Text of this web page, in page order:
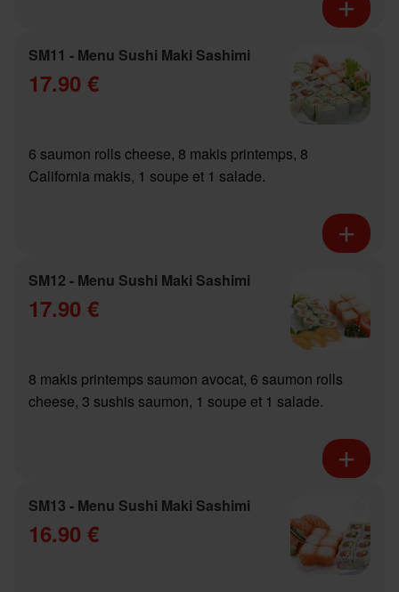
SM11 - Menu Sushi Maki Sashimi
17.90 €
6 saumon rolls cheese, 8 makis printemps, 8
California makis, 1 soupe et 1 salade.
SM12 - Menu Sushi Maki Sashimi
17.90 €
8 makis printemps saumon avocat, 6 saumon rolls
cheese, 3 sushis saumon, 1 soupe et 1 salade.
SM13 - Menu Sushi Maki Sashimi
16.90 €